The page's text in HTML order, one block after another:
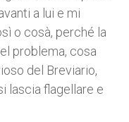
a lui e mi
o cosà, perché la
problema, cosa
del Breviario,
lascia flagellare e